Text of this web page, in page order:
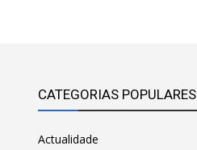
CATEGORIAS POPULARES
Actualidade